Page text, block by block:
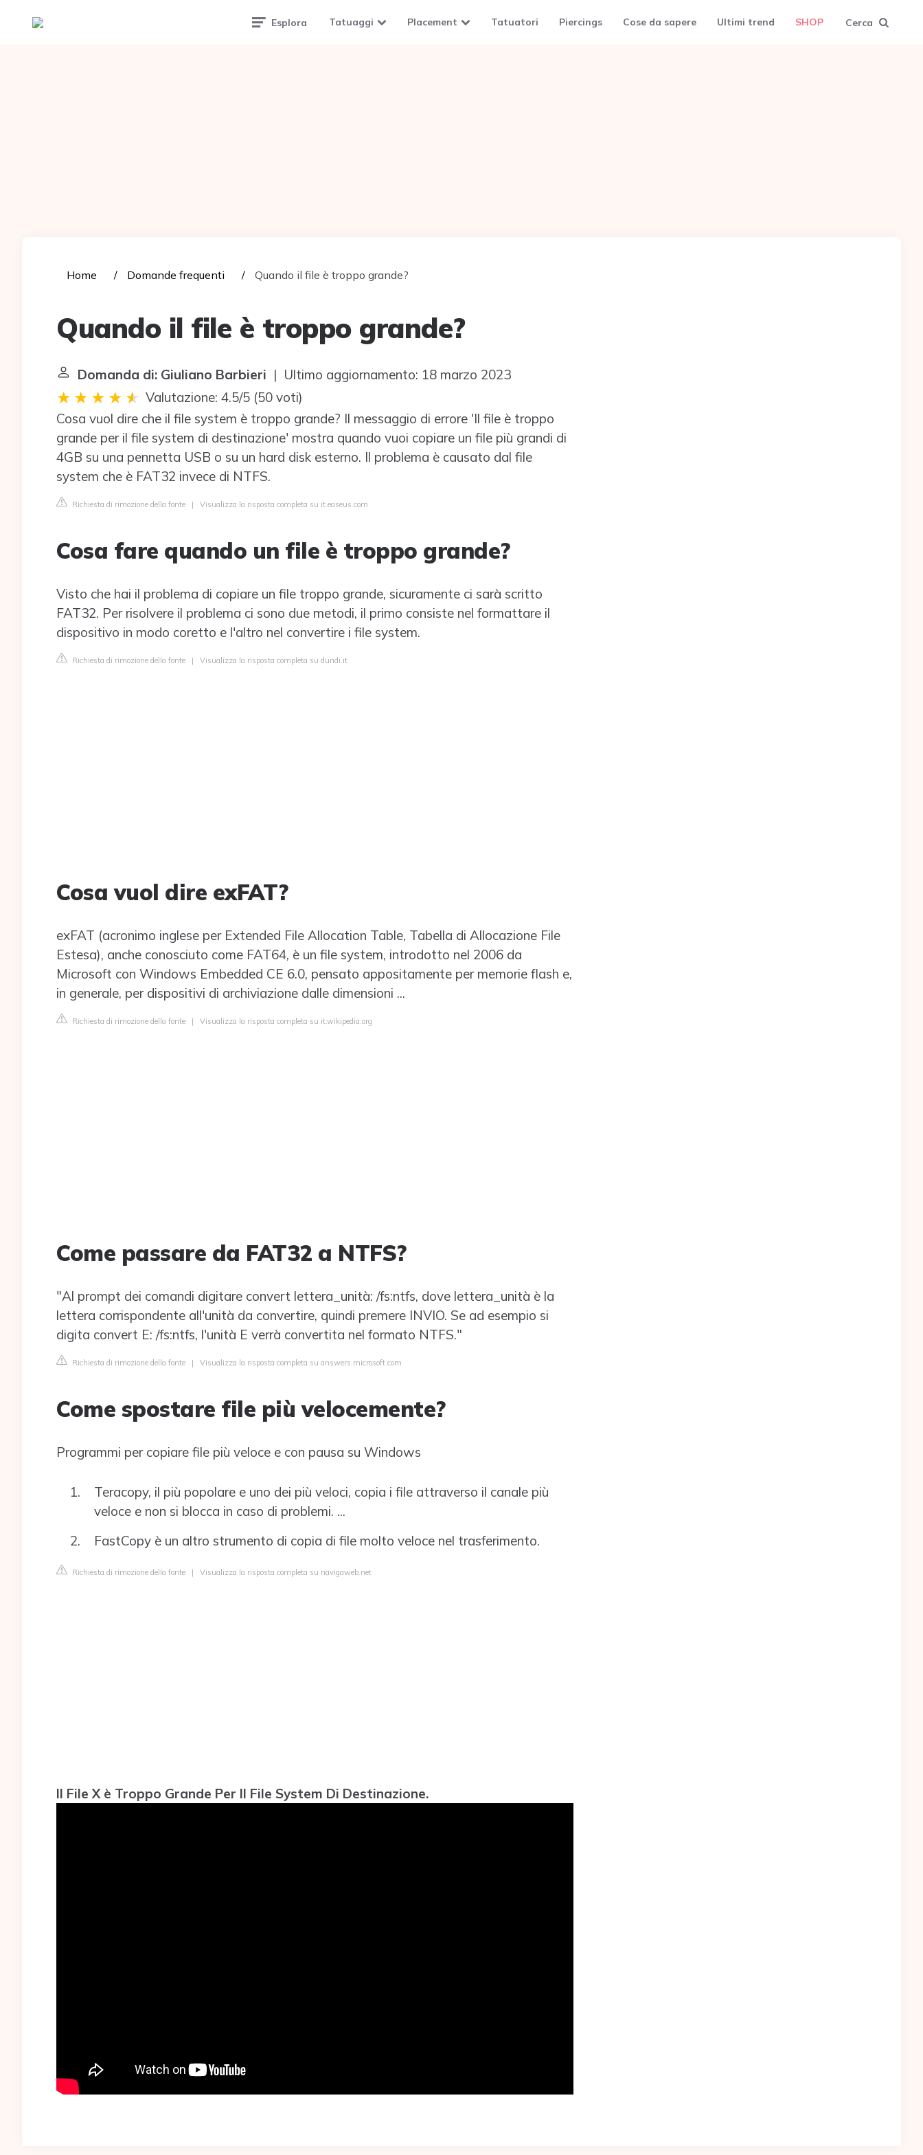
Tattoomuse.it Esplora Tatuaggi Placement Tatuatori Piercings Cose da sapere Ultimi trend SHOP Cerca
Home Domande frequenti Quando il file è troppo grande?
Quando il file è troppo grande?
Domanda di: Giuliano Barbieri | Ultimo aggiornamento: 18 marzo 2023
Valutazione: 4.5/5 (50 voti)
Cosa vuol dire che il file system è troppo grande? Il messaggio di errore 'Il file è troppo
grande per il file system di destinazione' mostra quando vuoi copiare un file più grandi di
4GB su una pennetta USB o su un hard disk esterno. Il problema è causato dal file
system che è FAT32 invece di NTFS.
Richiesta di rimozione della fonte | Visualizza la risposta completa su it.easeus.com
Cosa fare quando un file è troppo grande?
Visto che hai il problema di copiare un file troppo grande, sicuramente ci sarà scritto
FAT32. Per risolvere il problema ci sono due metodi, il primo consiste nel formattare il
dispositivo in modo coretto e l'altro nel convertire i file system.
Richiesta di rimozione della fonte | Visualizza la risposta completa su dundi.it
Cosa vuol dire exFAT?
exFAT (acronimo inglese per Extended File Allocation Table, Tabella di Allocazione File
Estesa), anche conosciuto come FAT64, è un file system, introdotto nel 2006 da
Microsoft con Windows Embedded CE 6.0, pensato appositamente per memorie flash e,
in generale, per dispositivi di archiviazione dalle dimensioni ...
Richiesta di rimozione della fonte | Visualizza la risposta completa su it.wikipedia.org
Come passare da FAT32 a NTFS?
"Al prompt dei comandi digitare convert lettera_unità: /fs:ntfs, dove lettera_unità è la
lettera corrispondente all'unità da convertire, quindi premere INVIO. Se ad esempio si
digita convert E: /fs:ntfs, l'unità E verrà convertita nel formato NTFS."
Richiesta di rimozione della fonte | Visualizza la risposta completa su answers.microsoft.com
Come spostare file più velocemente?
Programmi per copiare file più veloce e con pausa su Windows
Teracopy, il più popolare e uno dei più veloci, copia i file attraverso il canale più
veloce e non si blocca in caso di problemi. ...
FastCopy è un altro strumento di copia di file molto veloce nel trasferimento.
Richiesta di rimozione della fonte | Visualizza la risposta completa su navigaweb.net
Il File X è Troppo Grande Per Il File System Di Destinazione.